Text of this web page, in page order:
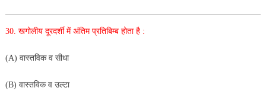
30. खगोलीय दूरदर्शी में अंतिम प्रतिबिम्ब होता है :
(A) वास्तविक व सीधा
(B) वास्तविक व उल्टा